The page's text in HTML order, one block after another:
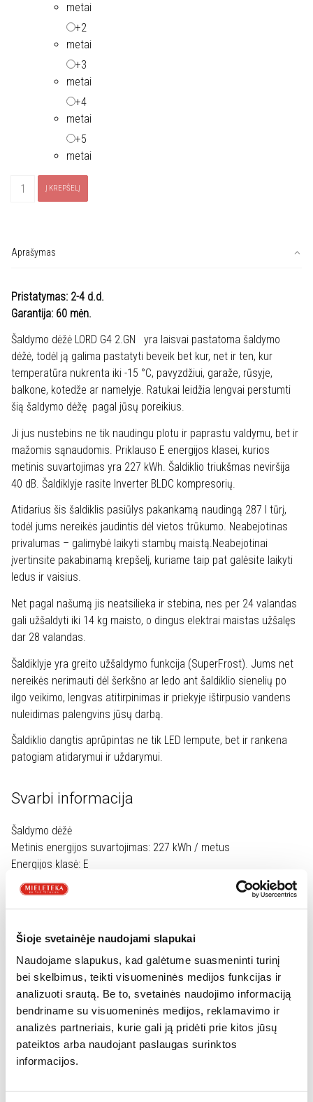
Šioje svetainėje naudojami slapukai
Naudojame slapukus, kad galėtume suasmeninti turinį
bei skelbimus, teikti visuomeninės medijos funkcijas ir
analizuoti srautą. Be to, svetainės naudojimo informaciją
bendriname su visuomeninės medijos, reklamavimo ir
analizės partneriais, kurie gali ją pridėti prie kitos jūsų
pateiktos arba naudojant paslaugas surinktos
informacijos.
metai
+2
metai
+3
metai
+4
metai
+5
metai
produkto
G4
Į KREPŠELĮ
Aprašymas
Pristatymas: 2-4 d.d.
Garantija: 60 mėn.
Šaldymo dėžė LORD G4 2.GN yra laisvai pastatoma šaldymo
dėžė, todėl ją galima pastatyti beveik bet kur, net ir ten, kur
temperatūra nukrenta iki -15 °C, pavyzdžiui, garaže, rūsyje,
balkone, kotedže ar namelyje. Ratukai leidžia lengvai perstumti
šią šaldymo dėžę pagal jūsų poreikius.
Ji jus nustebins ne tik naudingu plotu ir paprastu valdymu, bet ir
mažomis sąnaudomis. Priklauso E energijos klasei, kurios
metinis suvartojimas yra 227 kWh. Šaldiklio triukšmas neviršija
40 dB. Šaldiklyje rasite Inverter BLDC kompresorių.
Atidarius šis šaldiklis pasiūlys pakankamą naudingą 287 l tūrį,
todėl jums nereikės jaudintis dėl vietos trūkumo. Neabejotinas
privalumas – galimybė laikyti stambų maistą.Neabejotinai
įvertinsite pakabinamą krepšelį, kuriame taip pat galėsite laikyti
ledus ir vaisius.
Net pagal našumą jis neatsilieka ir stebina, nes per 24 valandas
gali užšaldyti iki 14 kg maisto, o dingus elektrai maistas užšalęs
dar 28 valandas.
Šaldiklyje yra greito užšaldymo funkcija (SuperFrost). Jums net
nereikės nerimauti dėl šerkšno ar ledo ant šaldiklio sienelių po
ilgo veikimo, lengvas atitirpinimas ir priekyje ištirpusio vandens
nuleidimas palengvins jūsų darbą.
Šaldiklio dangtis aprūpintas ne tik LED lempute, bet ir rankena
patogiam atidarymui ir uždarymui.
Svarbi informacija
Šaldymo dėžė
Metinis energijos suvartojimas: 227 kWh / metus
Energijos klasė: E
Bendras naudojamas tūris: 287l
Triukšmas: 40 dB
Kompresorių skaičius: 1 Inverteris BLDC kompresorius
užšalimas per 24 valandas: 14 kg
Laikymo laikas nutrūkus elektrai: 28 val
. Standartiniai krepšeliai: 1
Matmenys:(A*P*G)85*109*62
Garantija:60 mėn
Tinka saugoti iki -15 °C aplinkos temperatūroje(FrostProtect)